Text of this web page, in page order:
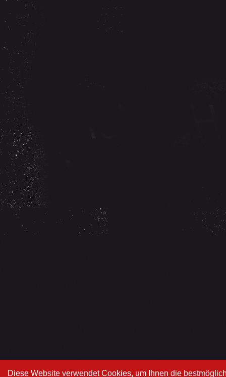
Diese Website verwendet Cookies, um Ihnen die